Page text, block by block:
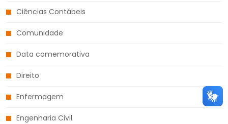
Ciências Contábeis
Comunidade
Data comemorativa
Direito
Enfermagem
Engenharia Civil